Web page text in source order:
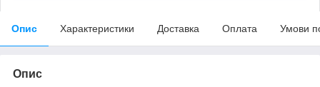
Опис Характеристики Доставка Оплата Умови
Опис